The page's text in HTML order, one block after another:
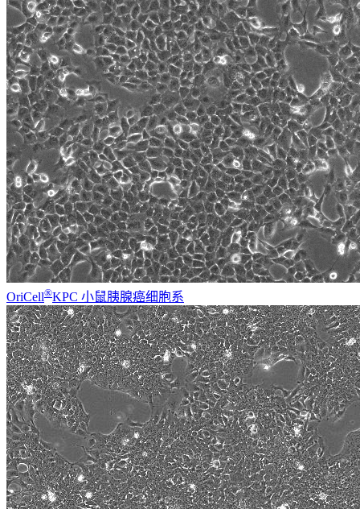
OriCell®KPC 小鼠胰腺癌细胞系